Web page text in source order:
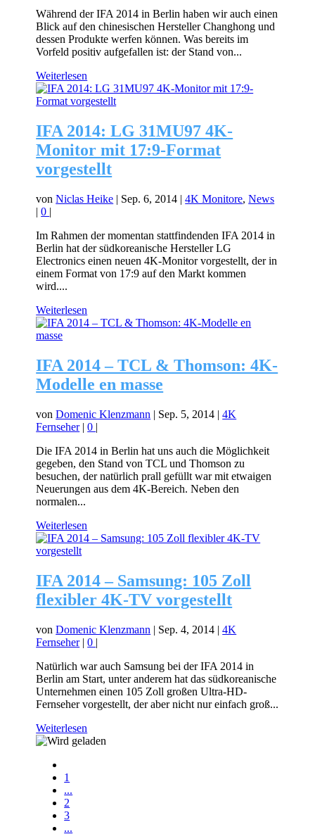
Während der IFA 2014 in Berlin haben wir auch einen
Blick auf den chinesischen Hersteller Changhong und
dessen Produkte werfen können. Was bereits im
Vorfeld positiv aufgefallen ist: der Stand von...
Weiterlesen
IFA 2014: LG 31MU97 4K-
Monitor mit 17:9-Format
vorgestellt
vonNiclas Heike | Sep. 6, 2014 |4K Monitore,News
|0 |
Im Rahmen der momentan stattfindenden IFA 2014 in
Berlin hat der südkoreanische Hersteller LG
Electronics einen neuen 4K-Monitor vorgestellt, der in
einem Format von 17:9 auf den Markt kommen
wird....
Weiterlesen
IFA 2014 – TCL & Thomson: 4K-
Modelle en masse
vonDomenic Klenzmann | Sep. 5, 2014 |4K
Fernseher|0 |
Die IFA 2014 in Berlin hat uns auch die Möglichkeit
gegeben, den Stand von TCL und Thomson zu
besuchen, der natürlich prall gefüllt war mit etwaigen
Neuerungen aus dem 4K-Bereich. Neben den
normalen...
Weiterlesen
IFA 2014 – Samsung: 105 Zoll
flexibler 4K-TV vorgestellt
vonDomenic Klenzmann | Sep. 4, 2014 |4K
Fernseher|0 |
Natürlich war auch Samsung bei der IFA 2014 in
Berlin am Start, unter anderem hat das südkoreanische
Unternehmen einen 105 Zoll großen Ultra-HD-
Fernseher vorgestellt, der aber nicht nur einfach groß...
Weiterlesen
1
...
2
3
...